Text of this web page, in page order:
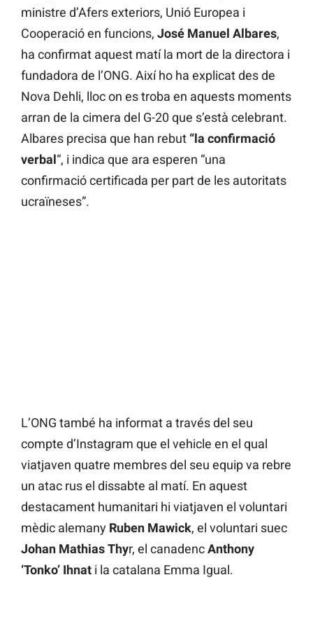
ministre d’Afers exteriors, Unió Europea i
Cooperació en funcions, José Manuel Albares,
ha confirmat aquest matí la mort de la directora i
fundadora de l’ONG. Així ho ha explicat des de
Nova Dehli, lloc on es troba en aquests moments
arran de la cimera del G-20 que s’està celebrant.
Albares precisa que han rebut “la confirmació
verbal“, i indica que ara esperen “una
confirmació certificada per part de les autoritats
ucraïneses”.
L’ONG també ha informat a través del seu
compte d’Instagram que el vehicle en el qual
viatjaven quatre membres del seu equip va rebre
un atac rus el dissabte al matí. En aquest
destacament humanitari hi viatjaven el voluntari
mèdic alemany Ruben Mawick, el voluntari suec
Johan Mathias Thyr, el canadencAnthony
‘Tonko’ Ihnat i la catalana Emma Igual.